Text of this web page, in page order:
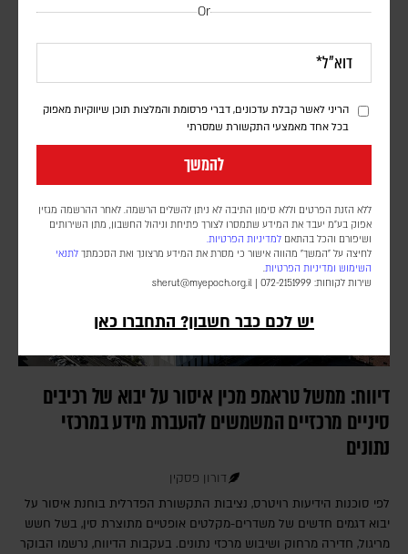
Or
הריני לאשר קבלת עדכונים, דברי פרסומת והמלצות תוכן שיווקיות מאפוק
בכל אחד מאמצעי התקשורת שמסרתי
להמשך
ללא הזנת הפרטים וללא סימון התיבה לא ניתן להשלים הרשמה. לאחר ההרשמה מגזין
אפוק בע״מ יעבד את המידע שתמסרו לצורך פתיחת וניהול החשבון, מתן השירותים
ושיפורם והכל בהתאם למדיניות הפרטיות.
לחיצה על "המשך" מהווה אישור כי מסרת את המידע מרצונך ואת הסכמתך לתנאי
השימוש ומדיניות הפרטיות.
שירות לקוחות: 072-2151999 |
sherut@myepoch.org.il
יש לכם כבר חשבון? התחברו כאן
חיזבאללה הפר את הפסקת האש; צה"ל תקף בדרום
דובר צה"ל הודיע כי "התקיפות התבצעו בתגובה להפרה בוטה של ארגון
הטרור חיזבאללה". סוכנות הידיעות הלבנונית NNA דיווחה על הרוג ו-11
דיווח: ממשל טראמפ מכין איסור על יבוא של רכיבים
סיניים מרכזיים המשמשים להעברת מידע במרכזי
נתונים
דורון פסקין
לפי סוכנות הידיעות רויטרס, נציבות התקשורת הפדרלית בוחנת איסור על
יבוא דגמים חדשים של משדרים-מקלטים אופטיים מתוצרת סין, בשל חשש
מריגול, חדירה מרחוק ושיבוש מרכזי נתונים. בעקבות הדיווח, נרשמו הבוקר